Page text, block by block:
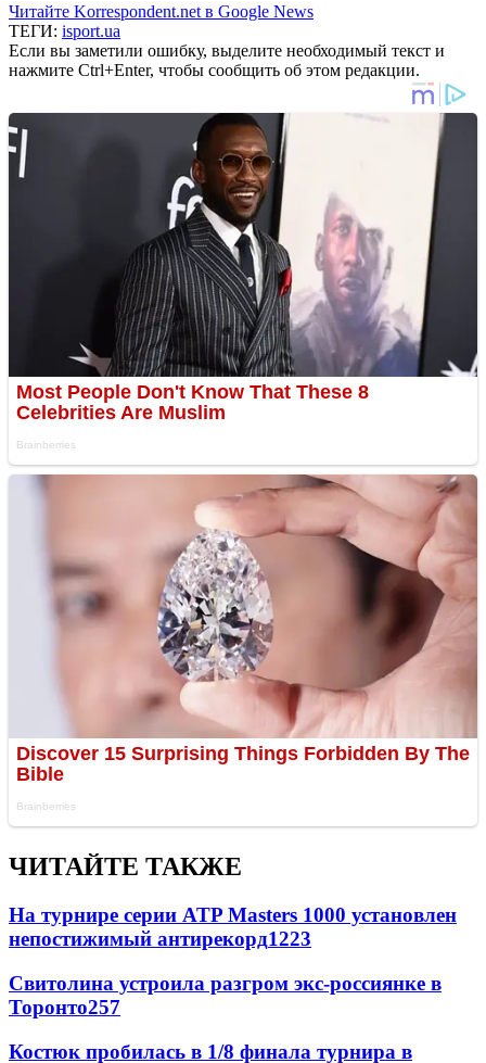
Читайте Korrespondent.net в Google News
ТЕГИ: isport.ua
Если вы заметили ошибку, выделите необходимый текст и
нажмите Ctrl+Enter, чтобы сообщить об этом редакции.
ЧИТАЙТЕ ТАКЖЕ
На турнире серии ATP Masters 1000 установлен
непостижимый антирекорд1223
Свитолина устроила разгром экс-россиянке в
Торонто257
Костюк пробилась в 1/8 финала турнира в